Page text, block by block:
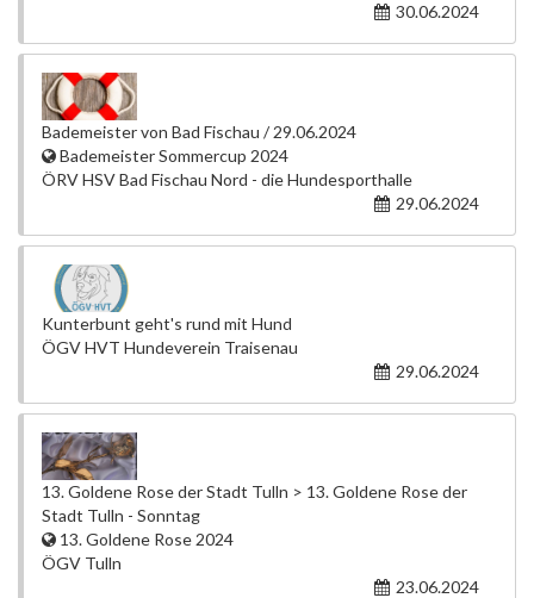
30.06.2024
Bademeister von Bad Fischau / 29.06.2024
Bademeister Sommercup 2024
ÖRV HSV Bad Fischau Nord - die Hundesporthalle
29.06.2024
Kunterbunt geht's rund mit Hund
ÖGV HVT Hundeverein Traisenau
29.06.2024
13. Goldene Rose der Stadt Tulln > 13. Goldene Rose der
Stadt Tulln - Sonntag
13. Goldene Rose 2024
ÖGV Tulln
23.06.2024